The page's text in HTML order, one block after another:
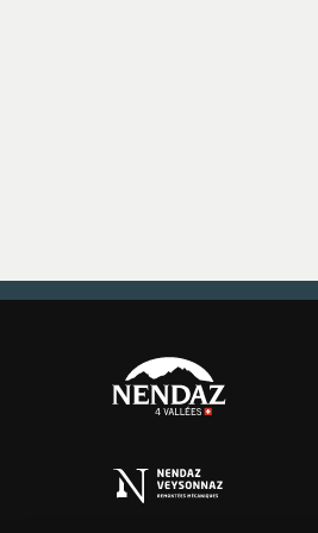
Tourisme